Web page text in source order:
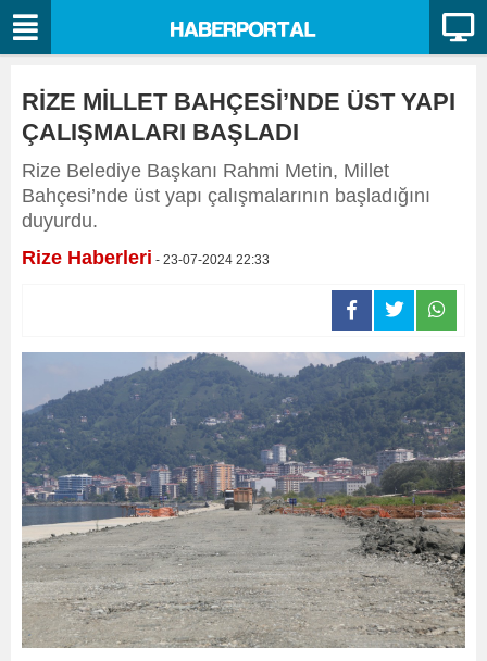
RİZE MİLLET BAHÇESİ’NDE ÜST YAPI
ÇALIŞMALARI BAŞLADI
Rize Belediye Başkanı Rahmi Metin, Millet
Bahçesi’nde üst yapı çalışmalarının başladığını
duyurdu.
Rize Haberleri - 23-07-2024 22:33